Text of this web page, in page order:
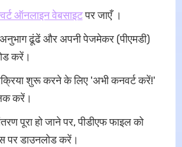
ऑनलाइन वेबसाइटपर जाएँ ।
ढूंढें और अपनी पेजमेकर (पीएमडी)
करें।
शुरू करने के लिए 'अभी कनवर्ट करें!'
करें।
पूरा हो जाने पर, पीडीएफ फाइल को
पर डाउनलोड करें।